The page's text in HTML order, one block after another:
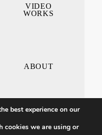
VIDEO
WORKS
ABOUT
best experience on our
cookies we are using or